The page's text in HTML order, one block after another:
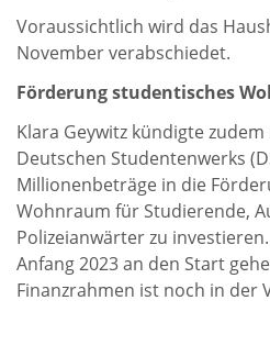
Voraussichtlich wird das
November verabschiedet.
Förderung studentisches
Klara Geywitz kündigte zudem
Deutschen Studentenwerks
Millionenbeträge in die
Wohnraum für Studierende,
Polizeianwärter zu
Anfang 2023 an den Start
Finanzrahmen ist noch in der